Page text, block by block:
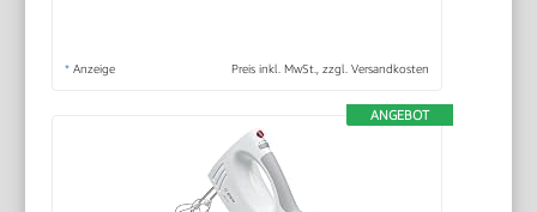
* Anzeige Preis inkl. MwSt., zzgl. Versandkosten
ANGEBOT